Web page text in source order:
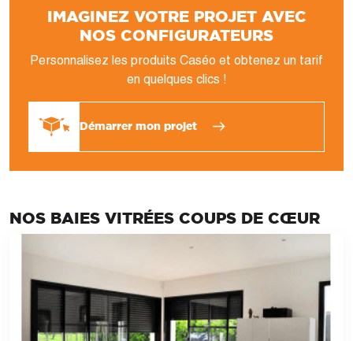
IMAGINEZ VOTRE PROJET AVEC
NOS CONFIGURATEURS
Personnalisez les produits Caséo et obtenez un tarif
en quelques clics !
Démarrer mon projet
NOS BAIES VITRÉES COUPS DE CŒUR